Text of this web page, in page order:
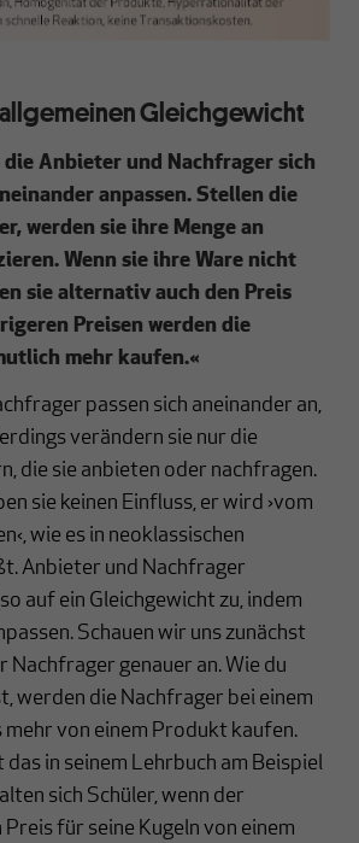
Gleichgewicht
die Anbieter und Nachfrager sich
anpassen. Stellen die
werden sie ihre Menge an
Wenn sie ihre Ware nicht
sie alternativ auch den Preis
Preisen werden die
mehr kaufen.«
passen sich aneinander an,
verändern sie nur die
die sie anbieten oder nachfragen.
sie keinen Einfluss, er wird ›vom
wie es in neoklassischen
Anbieter und Nachfrager
auf ein Gleichgewicht zu, indem
Schauen wir uns zunächst
Nachfrager genauer an. Wie du
werden die Nachfrager bei einem
von einem Produkt kaufen.
in seinem Lehrbuch am Beispiel
sich Schüler, wenn der
für seine Kugeln von einem